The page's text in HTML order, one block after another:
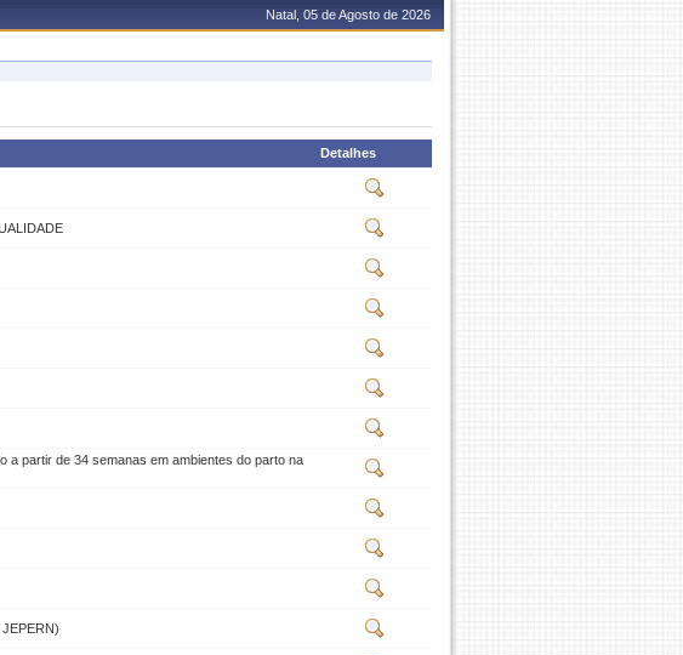
Natal, 05 de Agosto de 2026
Detalhes
a partir de 34 semanas em ambientes do parto na